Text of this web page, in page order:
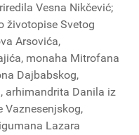
Vesna Nikčević;
životopise Svetog
Arsovića,
monaha Mitrofana
Dajbabskog,
arhimandrita Danila iz
Vaznesenjskog,
Lazara